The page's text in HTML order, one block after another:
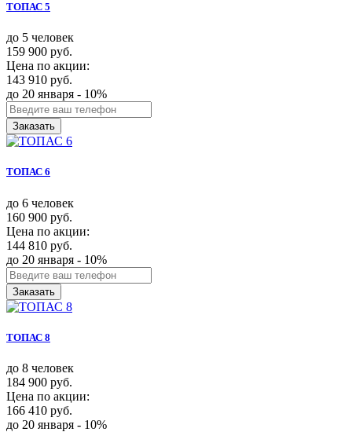
ТОПАС 5
до 5 человек
159 900 руб.
Цена по акции:
143 910 руб.
до 20 января - 10%
Заказать
ТОПАС 6
до 6 человек
160 900 руб.
Цена по акции:
144 810 руб.
до 20 января - 10%
Заказать
ТОПАС 8
до 8 человек
184 900 руб.
Цена по акции:
166 410 руб.
до 20 января - 10%